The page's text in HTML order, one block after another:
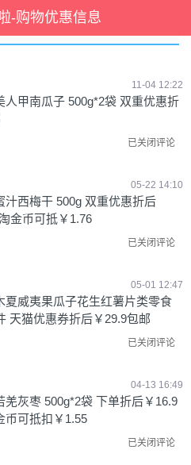
-购物优惠信息
11-04 12:22
人甲南瓜子 500g*2袋 双重优惠折
已关闭评论
05-22 14:10
汁西梅干 500g 双重优惠折后
金币可抵￥1.76
已关闭评论
05-01 12:47
夏威夷果瓜子花生红薯片类零食
天猫优惠券折后￥29.9包邮
已关闭评论
04-13 16:49
羌灰枣 500g*2袋 下单折后￥16.9
币可抵扣￥1.55
已关闭评论